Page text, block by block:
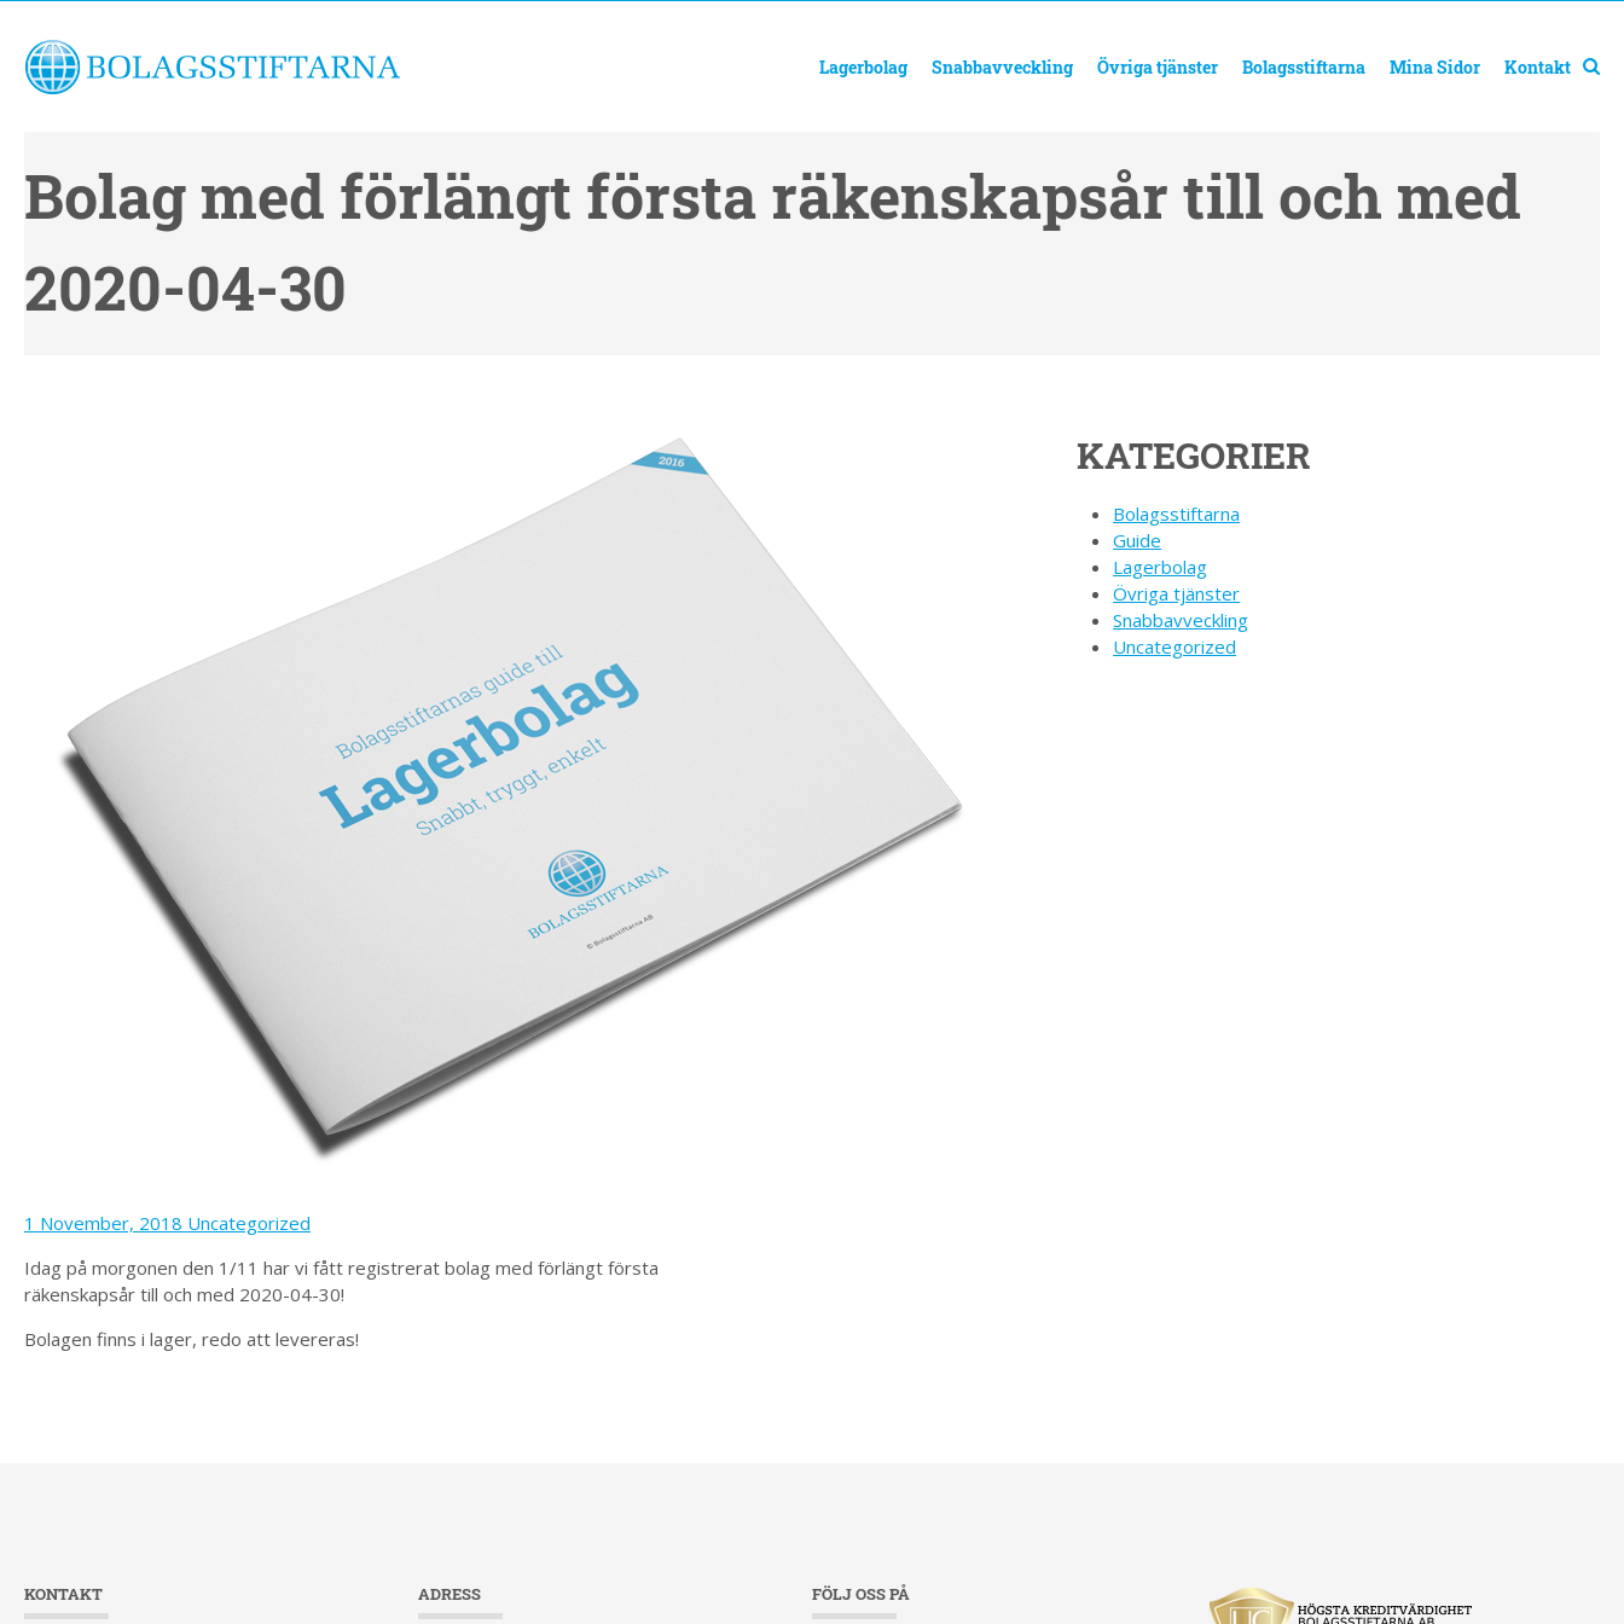
Lagerbolag Snabbavveckling Övriga tjänster Bolagsstiftarna Mina Sidor Kontakt
Bolag med förlängt första räkenskapsår till och med
2020-04-30
1 November, 2018 Uncategorized
Idag på morgonen den 1/11 har vi fått registrerat bolag med förlängt första
räkenskapsår till och med 2020-04-30!
Bolagen finns i lager, redo att levereras!
KATEGORIER
Bolagsstiftarna
Guide
Lagerbolag
Övriga tjänster
Snabbavveckling
Uncategorized
KONTAKT ADRESS FÖLJ OSS PÅ